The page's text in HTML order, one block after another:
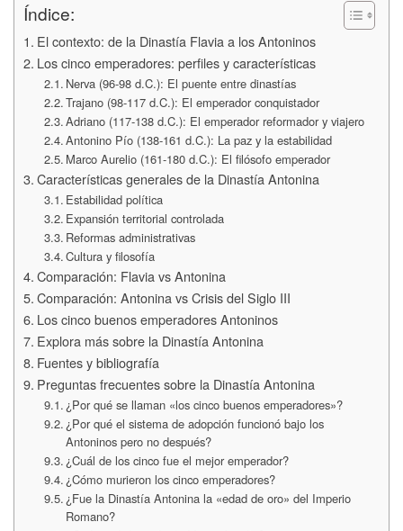
Índice:
El contexto: de la Dinastía Flavia a los Antoninos
Los cinco emperadores: perfiles y características
Nerva (96-98 d.C.): El puente entre dinastías
Trajano (98-117 d.C.): El emperador conquistador
Adriano (117-138 d.C.): El emperador reformador y viajero
Antonino Pío (138-161 d.C.): La paz y la estabilidad
Marco Aurelio (161-180 d.C.): El filósofo emperador
Características generales de la Dinastía Antonina
Estabilidad política
Expansión territorial controlada
Reformas administrativas
Cultura y filosofía
Comparación: Flavia vs Antonina
Comparación: Antonina vs Crisis del Siglo III
Los cinco buenos emperadores Antoninos
Explora más sobre la Dinastía Antonina
Fuentes y bibliografía
Preguntas frecuentes sobre la Dinastía Antonina
¿Por qué se llaman «los cinco buenos emperadores»?
¿Por qué el sistema de adopción funcionó bajo los
Antoninos pero no después?
¿Cuál de los cinco fue el mejor emperador?
¿Cómo murieron los cinco emperadores?
¿Fue la Dinastía Antonina la «edad de oro» del Imperio
Romano?